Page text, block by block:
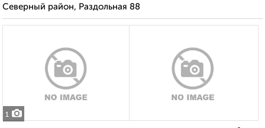
Северный район, Раздольная 88
1